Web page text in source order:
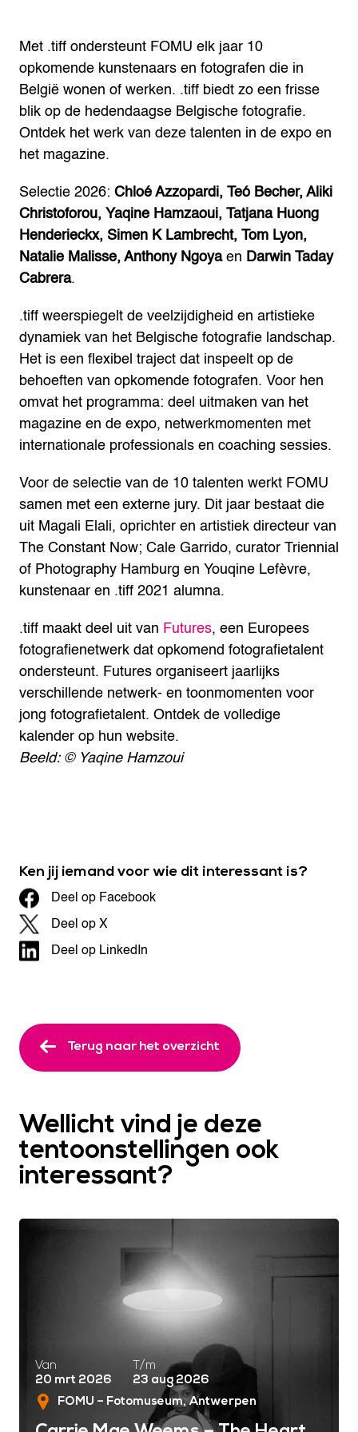
Met .tiff ondersteunt FOMU elk jaar 10
opkomende kunstenaars en fotografen die in
België wonen of werken. .tiff biedt zo een frisse
blik op de hedendaagse Belgische fotografie.
Ontdek het werk van deze talenten in de expo en
het magazine.
Selectie 2026: Chloé Azzopardi, Teó Becher, Aliki
Christoforou, Yaqine Hamzaoui, Tatjana Huong
Henderieckx, Simen K Lambrecht, Tom Lyon,
Natalie Malisse, Anthony Ngoyaen Darwin Taday
Cabrera.
.tiff weerspiegelt de veelzijdigheid en artistieke
dynamiek van het Belgische fotografie landschap.
Het is een flexibel traject dat inspeelt op de
behoeften van opkomende fotografen. Voor hen
omvat het programma: deel uitmaken van het
magazine en de expo, netwerkmomenten met
internationale professionals en coaching sessies.
Voor de selectie van de 10 talenten werkt FOMU
samen met een externe jury. Dit jaar bestaat die
uit Magali Elali, oprichter en artistiek directeur van
The Constant Now; Cale Garrido, curator Triennial
of Photography Hamburg en Youqine Lefèvre,
kunstenaar en .tiff 2021 alumna.
.tiff maakt deel uit van Futures, een Europees
fotografienetwerk dat opkomend fotografietalent
ondersteunt. Futures organiseert jaarlijks
verschillende netwerk- en toonmomenten voor
jong fotografietalent. Ontdek de volledige
kalender op hun website.
Beeld: © Yaqine Hamzoui
Ken jij iemand voor wie dit interessant is?
Deel op Facebook
Deel op X
Deel op LinkedIn
Terug naar het overzicht
Wellicht vind je deze
tentoonstellingen ook
interessant?
Van
20 mrt 2026
T/m
23 aug 2026
FOMU – Fotomuseum Antwerpen